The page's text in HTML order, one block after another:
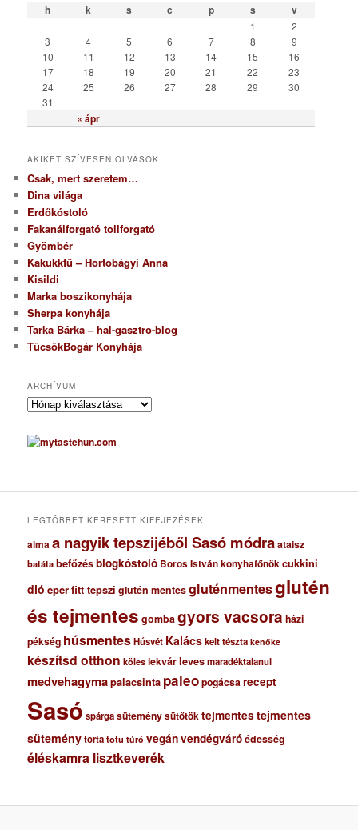
r
h k s c p s v
« ápr
1
2
3
4 5 6 7 8
9
10
11 12 13 14 15
16
17
18 19 20 21 22
23
24
25 26 27 28 29
30
31
AKIKET SZÍVESEN OLVASOK
Csak, mert szeretem…
Dina világa
Erdőkóstoló
Fakanálforgató tollforgató
Gyömbér
Kakukkfű – Hortobágyi Anna
Kisildi
Marka boszikonyhája
Sherpa konyhája
Tarka Bárka – hal-gasztro-blog
TücsökBogár Konyhája
ARCHÍVUM
A
c
h
u
LEGTÖBBET KERESETT KIFEJEZÉSEK
almaa nagyik tepszijéből Sasó módraataisz
batáta befőzésblogkóstoló Boros István konyhafőnökcukkini
dió eperfitt tepszi glutén mentesgluténmentesglutén
és tejmentes gombagyors vacsora házi
pékség húsmentesHúsvét Kalácskelt tészta kenőke
készítsd otthon köles lekvárlevesmaradéktalanul
medvehagymapalacsinta paleopogácsa recept
Sasó spárgasüteménysütőtöktejmentestejmentes
süteménytorta totu túró vegánvendégváróédesség
éléskamra lisztkeverék